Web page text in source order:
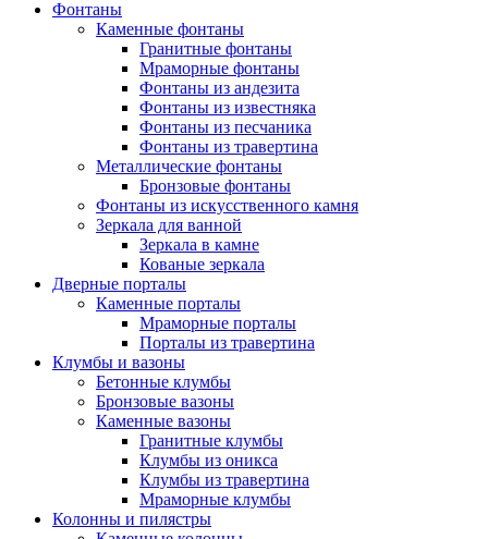
Фонтаны
Каменные фонтаны
Гранитные фонтаны
Мраморные фонтаны
Фонтаны из андезита
Фонтаны из известняка
Фонтаны из песчаника
Фонтаны из травертина
Металлические фонтаны
Бронзовые фонтаны
Фонтаны из искусственного камня
Зеркала для ванной
Зеркала в камне
Кованые зеркала
Дверные порталы
Каменные порталы
Мраморные порталы
Порталы из травертина
Клумбы и вазоны
Бетонные клумбы
Бронзовые вазоны
Каменные вазоны
Гранитные клумбы
Клумбы из оникса
Клумбы из травертина
Мраморные клумбы
Колонны и пилястры